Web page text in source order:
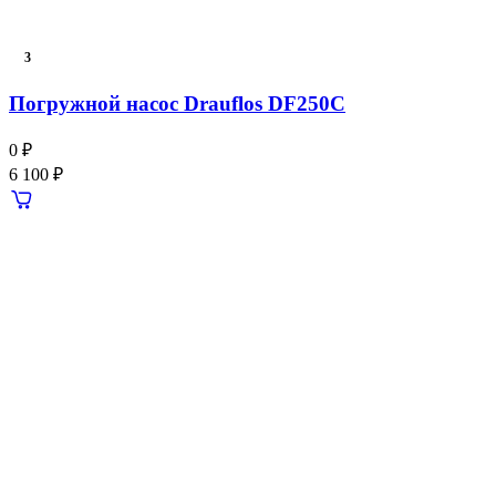
3
Погружной насос Drauflos DF250C
0 ₽
6 100 ₽